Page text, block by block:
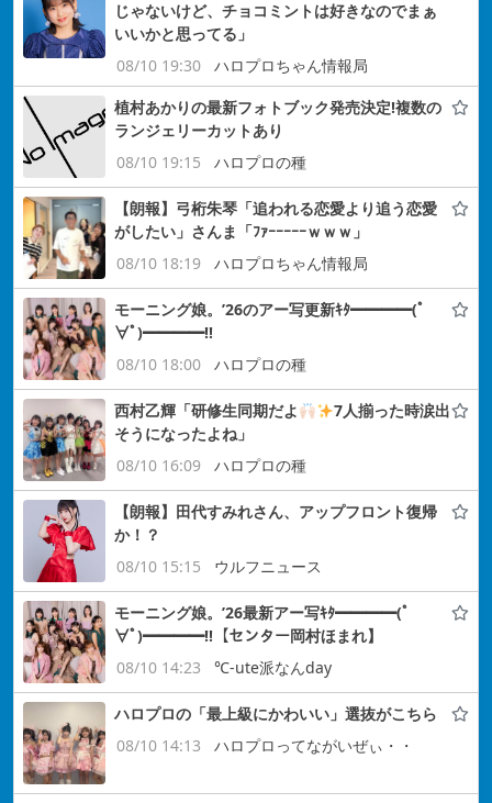
じゃないけど、チョコミントは好きなのでまぁ
いいかと思ってる」
08/10 19:30
ハロプロちゃん情報局
植村あかりの最新フォトブック発売決定!複数の
ランジェリーカットあり
08/10 19:15
ハロプロの種
【朗報】弓桁朱琴「追われる恋愛より追う恋愛
がしたい」さんま「ﾌｧｰｰｰｰｰｗｗｗ」
08/10 18:19
ハロプロちゃん情報局
モーニング娘。’26のアー写更新ｷﾀ━━━━(ﾟ
∀ﾟ)━━━━!!
08/10 18:00
ハロプロの種
西村乙輝「研修生同期だよ
7人揃った時涙出
そうになったよね」
08/10 16:09
ハロプロの種
【朗報】田代すみれさん、アップフロント復帰
か！？
08/10 15:15
ウルフニュース
モーニング娘。’26最新アー写ｷﾀ━━━━(ﾟ
∀ﾟ)━━━━!!【センター岡村ほまれ】
08/10 14:23
℃-ute派なんday
ハロプロの「最上級にかわいい」選抜がこちら
08/10 14:13
ハロプロってながいぜぃ・・